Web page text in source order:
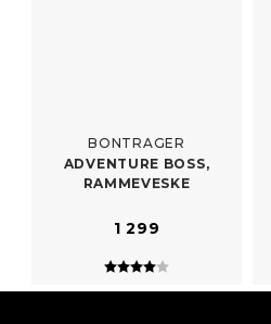
BONTRAGER
ADVENTURE BOSS,
RAMMEVESKE
1 299
Karakter:
4.0 av 5 mulige